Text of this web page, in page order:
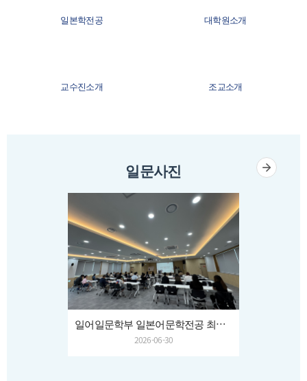
일본학전공 대학원소개
교수진소개 조교소개
일문사진
일어일문학부 일본어문학전공 최연희 교수님 송별회
2026-06-30